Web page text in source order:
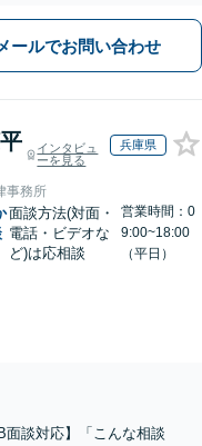
ールでお問い合わせ
インタビュ
ーを見る
兵庫県
事務所
面談方法(対面・
電話・ビデオな
ど)は応相談
営業時間：0
9:00~18:00
（平日）
面談対応】「こんな相談